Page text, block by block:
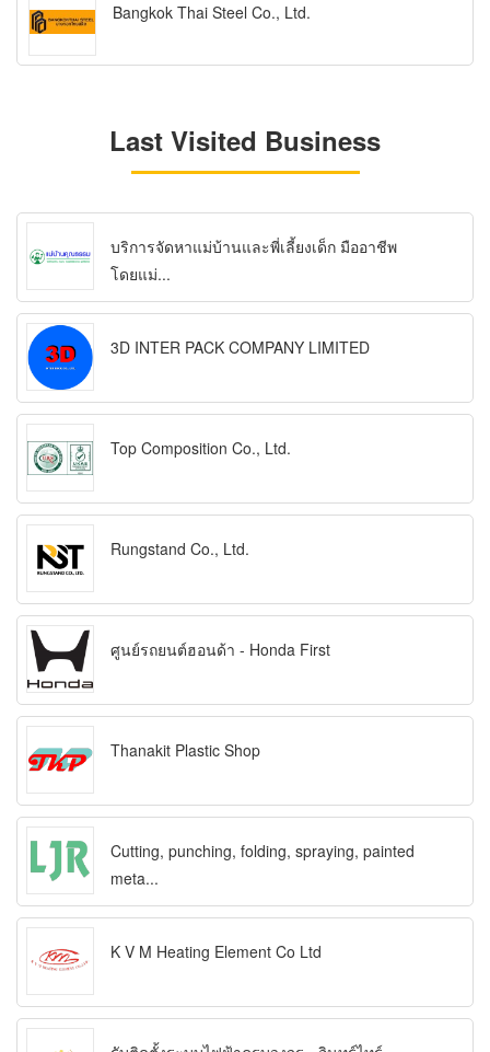
Bangkok Thai Steel Co., Ltd.
Last Visited Business
บริการจัดหาแม่บ้านและพี่เลี้ยงเด็ก มืออาชีพ
โดยแม่...
3D INTER PACK COMPANY LIMITED
Top Composition Co., Ltd.
Rungstand Co., Ltd.
ศูนย์รถยนต์ฮอนด้า - Honda First
Thanakit Plastic Shop
Cutting, punching, folding, spraying, painted
meta...
K V M Heating Element Co Ltd